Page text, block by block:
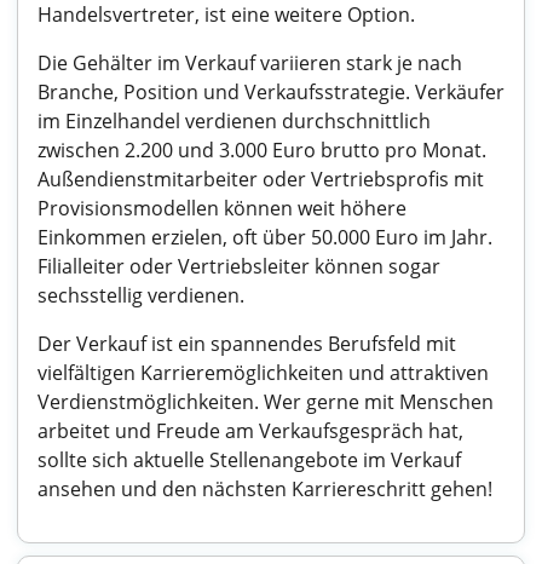
Handelsvertreter, ist eine weitere Option.
Die Gehälter im Verkauf variieren stark je nach
Branche, Position und Verkaufsstrategie. Verkäufer
im Einzelhandel verdienen durchschnittlich
zwischen 2.200 und 3.000 Euro brutto pro Monat.
Außendienstmitarbeiter oder Vertriebsprofis mit
Provisionsmodellen können weit höhere
Einkommen erzielen, oft über 50.000 Euro im Jahr.
Filialleiter oder Vertriebsleiter können sogar
sechsstellig verdienen.
Der Verkauf ist ein spannendes Berufsfeld mit
vielfältigen Karrieremöglichkeiten und attraktiven
Verdienstmöglichkeiten. Wer gerne mit Menschen
arbeitet und Freude am Verkaufsgespräch hat,
sollte sich aktuelle Stellenangebote im Verkauf
ansehen und den nächsten Karriereschritt gehen!